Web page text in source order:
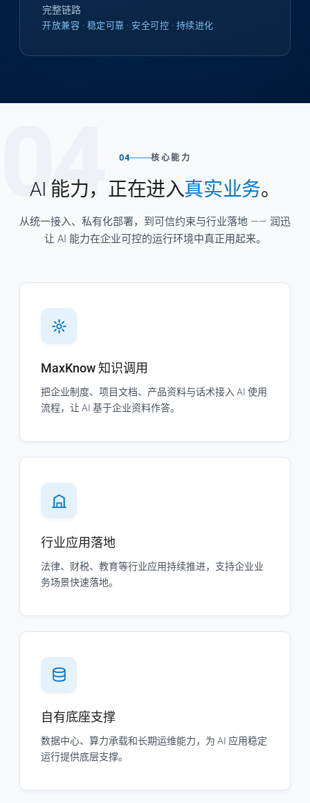
完整链路
开放兼容 · 稳定可靠 · 安全可控 · 持续进化
04 04 核心能力
AI 能力，正在进入真实业务。
从统一接入、私有化部署，到可信约束与行业落地 —— 润迅
让 AI 能力在企业可控的运行环境中真正用起来。
MaxKnow 知识调用
把企业制度、项目文档、产品资料与话术接入 AI 使用
流程，让 AI 基于企业资料作答。
行业应用落地
法律、财税、教育等行业应用持续推进，支持企业业
务场景快速落地。
自有底座支撑
数据中心、算力承载和长期运维能力，为 AI 应用稳定
运行提供底层支撑。